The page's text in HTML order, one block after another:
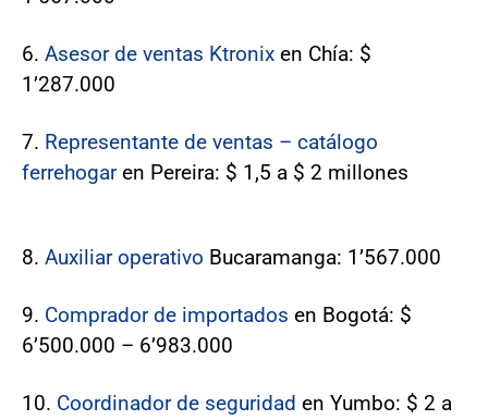
6. Asesor de ventas Ktronix en Chía: $
1’287.000
7. Representante de ventas – catálogo
ferrehogaren Pereira: $ 1,5 a $ 2 millones
8. Auxiliar operativo Bucaramanga: 1’567.000
9. Comprador de importados en Bogotá: $
6’500.000 – 6’983.000
10. Coordinador de seguridad en Yumbo: $ 2 a